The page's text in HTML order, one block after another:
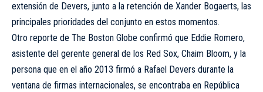
extensión de Devers, junto a la retención de Xander Bogaerts, las
principales prioridades del conjunto en estos momentos.
Otro reporte de The Boston Globe confirmó que Eddie Romero,
asistente del gerente general de los Red Sox, Chaim Bloom, y la
persona que en el año 2013 firmó a Rafael Devers durante la
ventana de firmas internacionales, se encontraba en República